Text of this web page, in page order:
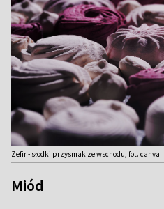
Zefir - słodki przysmak ze wschodu, fot. canva
Miód